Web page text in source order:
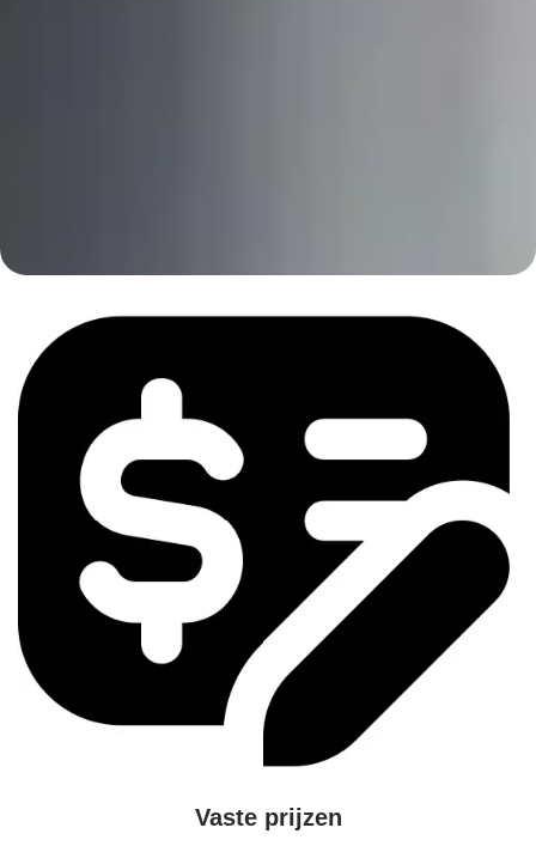
Vaste prijzen